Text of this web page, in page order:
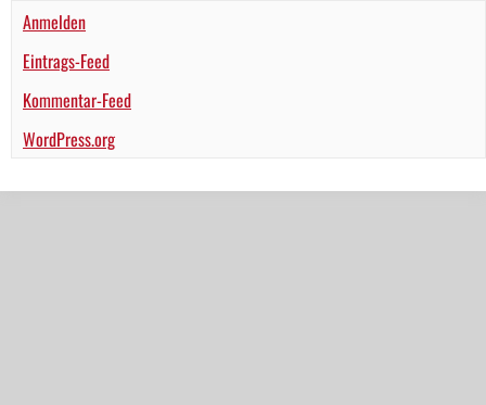
Anmelden
Eintrags-Feed
Kommentar-Feed
WordPress.org